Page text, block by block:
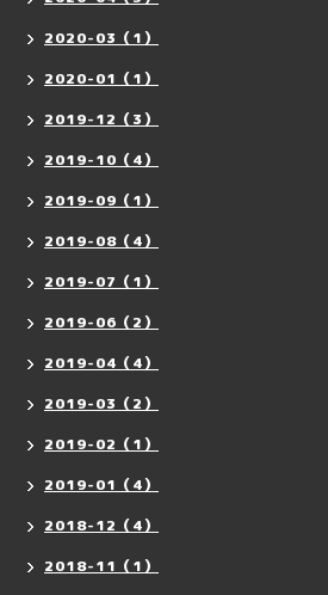
2020-03（1）
2020-01（1）
2019-12（3）
2019-10（4）
2019-09（1）
2019-08（4）
2019-07（1）
2019-06（2）
2019-04（4）
2019-03（2）
2019-02（1）
2019-01（4）
2018-12（4）
2018-11（1）